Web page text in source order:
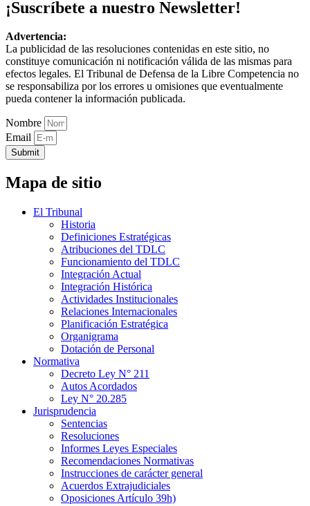
¡Suscríbete a nuestro Newsletter!
Advertencia:
La publicidad de las resoluciones contenidas en este sitio, no
constituye comunicación ni notificación válida de las mismas para
efectos legales. El Tribunal de Defensa de la Libre Competencia no
se responsabiliza por los errores u omisiones que eventualmente
pueda contener la información publicada.
Nombre
Email
Submit
Mapa de sitio
El Tribunal
Historia
Definiciones Estratégicas
Atribuciones del TDLC
Funcionamiento del TDLC
Integración Actual
Integración Histórica
Actividades Institucionales
Relaciones Internacionales
Planificación Estratégica
Organigrama
Dotación de Personal
Normativa
Decreto Ley N° 211
Autos Acordados
Ley N° 20.285
Jurisprudencia
Sentencias
Resoluciones
Informes Leyes Especiales
Recomendaciones Normativas
Instrucciones de carácter general
Acuerdos Extrajudiciales
Oposiciones Artículo 39h)